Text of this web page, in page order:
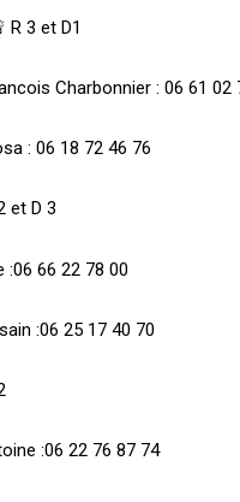
R 3 et D1
Charbonnier : 06 61 02
: 06 18 72 46 76
et D 3
:06 66 22 78 00
:06 25 17 40 70
:06 22 76 87 74